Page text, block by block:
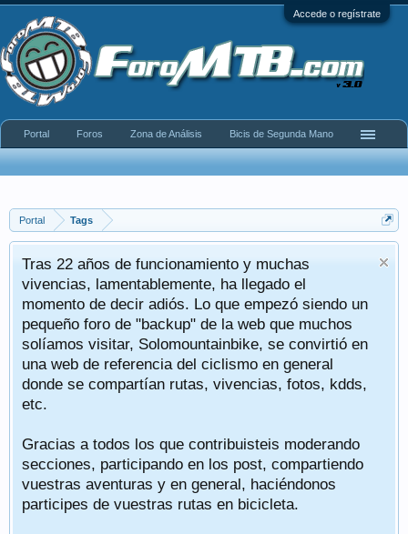
Accede o regístrate
Portal Tags
Tras 22 años de funcionamiento y muchas
vivencias, lamentablemente, ha llegado el
momento de decir adiós. Lo que empezó siendo un
pequeño foro de "backup" de la web que muchos
solíamos visitar, Solomountainbike, se convirtió en
una web de referencia del ciclismo en general
donde se compartían rutas, vivencias, fotos, kdds,
etc.
Gracias a todos los que contribuisteis moderando
secciones, participando en los post, compartiendo
vuestras aventuras y en general, haciéndonos
participes de vuestras rutas en bicicleta.
Portal Foros Zona de Análisis Bicis de Segunda Mano